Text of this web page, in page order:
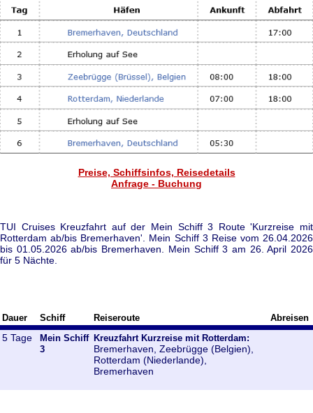
Preise, Schiffsinfos, Reisedetails
Anfrage - Buchung
TUI Cruises Kreuzfahrt auf der Mein Schiff 3 Route 'Kurzreise mit
Rotterdam ab/bis Bremerhaven'. Mein Schiff 3 Reise vom 26.04.2026
bis 01.05.2026 ab/bis Bremerhaven. Mein Schiff 3 am 26. April 2026
für 5 Nächte.
Dauer Schiff Reiseroute Abreisen
5 Tage
Mein Schiff
3
Kreuzfahrt Kurzreise mit Rotterdam:
Bremerhaven, Zeebrügge (Belgien),
Rotterdam (Niederlande),
Bremerhaven